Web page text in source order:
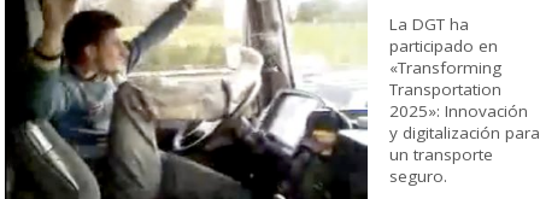
La DGT ha
participado en
«Transforming
Transportation
2025»: Innovación
y digitalización para
un transporte
seguro.